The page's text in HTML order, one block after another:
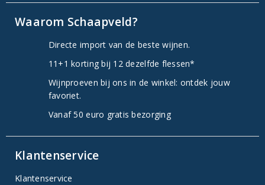
Waarom Schaapveld?
Directe import van de beste wijnen.
11+1 korting bij 12 dezelfde flessen*
Wijnproeven bij ons in de winkel: ontdek jouw
favoriet.
Vanaf 50 euro gratis bezorging
Klantenservice
Klantenservice